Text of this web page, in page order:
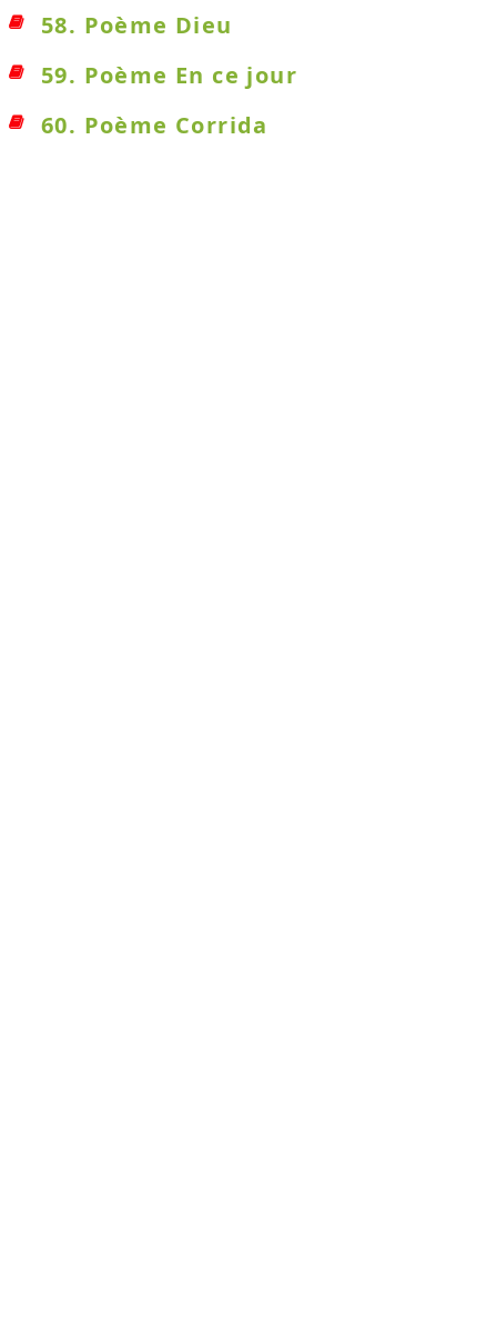
58. Poème Dieu
59. Poème En ce jour
60. Poème Corrida